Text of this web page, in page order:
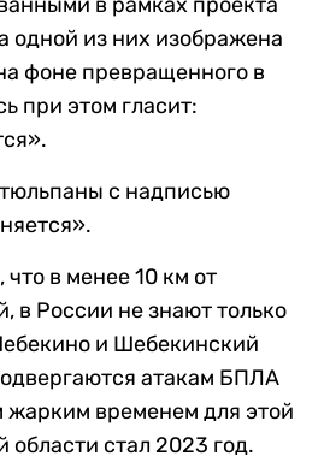
одной из них изображена
фоне превращенного в
при этом гласит:
с надписью
в менее 10 км от
в России не знают только
и Шебекинский
атакам БПЛА
временем для этой
области стал 2023 год.